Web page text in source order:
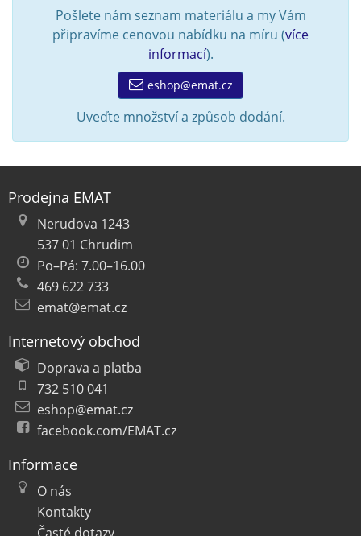
Pošlete nám seznam materiálu a my Vám
připravíme cenovou nabídku na míru (více
informací).
eshop@emat.cz
Uveďte množství a způsob dodání.
Prodejna EMAT
Nerudova 1243
537 01 Chrudim
Po–Pá: 7.00–16.00
469 622 733
emat@emat.cz
Internetový obchod
Doprava a platba
732 510 041
eshop@emat.cz
facebook.com/EMAT.cz
Informace
O nás
Kontakty